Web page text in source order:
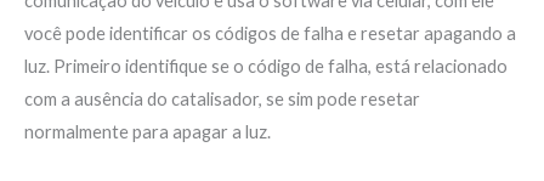
você pode identificar os códigos de falha e resetar apagando a
luz. Primeiro identifique se o código de falha, está relacionado
com a ausência do catalisador, se sim pode resetar
normalmente para apagar a luz.